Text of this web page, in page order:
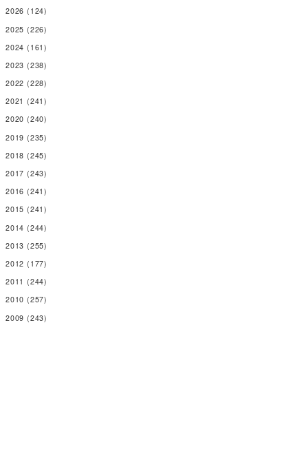
2026 (124)
2025 (226)
2024 (161)
2023 (238)
2022 (228)
2021 (241)
2020 (240)
2019 (235)
2018 (245)
2017 (243)
2016 (241)
2015 (241)
2014 (244)
2013 (255)
2012 (177)
2011 (244)
2010 (257)
2009 (243)